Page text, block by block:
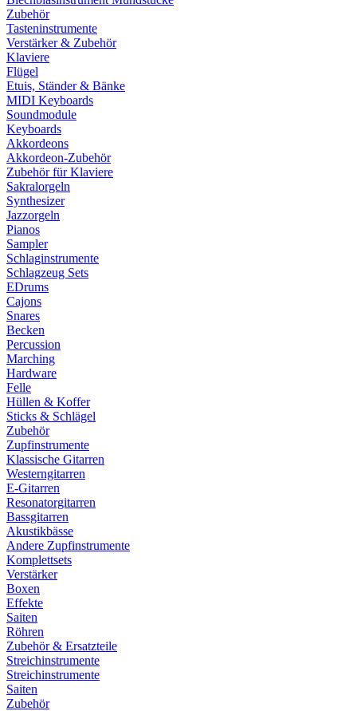
Zubehör
Tasteninstrumente
Verstärker & Zubehör
Klaviere
Flügel
Etuis, Ständer & Bänke
MIDI Keyboards
Soundmodule
Keyboards
Akkordeons
Akkordeon-Zubehör
Zubehör für Klaviere
Sakralorgeln
Synthesizer
Jazzorgeln
Pianos
Sampler
Schlaginstrumente
Schlagzeug Sets
EDrums
Cajons
Snares
Becken
Percussion
Marching
Hardware
Felle
Hüllen & Koffer
Sticks & Schlägel
Zubehör
Zupfinstrumente
Klassische Gitarren
Westerngitarren
E-Gitarren
Resonatorgitarren
Bassgitarren
Akustikbässe
Andere Zupfinstrumente
Komplettsets
Verstärker
Boxen
Effekte
Saiten
Röhren
Zubehör & Ersatzteile
Streichinstrumente
Streichinstrumente
Saiten
Zubehör